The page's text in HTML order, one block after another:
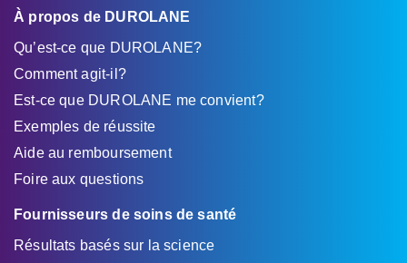
À propos de DUROLANE
Qu’est-ce que DUROLANE?
Comment agit-il?
Est-ce que DUROLANE me convient?
Exemples de réussite
Aide au remboursement
Foire aux questions
Fournisseurs de soins de santé
Résultats basés sur la science